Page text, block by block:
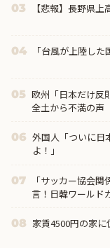
03 【悲報】長野県
04 「台風が上陸し
05 欧州「日本だけ反
全土から不満の声
06 外国人「ついに日
よ！」
07
「サッカー協会
言！日韓ワールド
08 家賃4500円の家に